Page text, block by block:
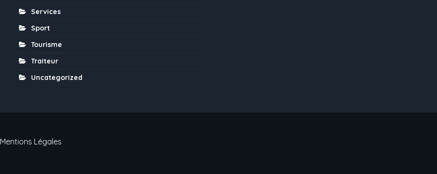
Services
Sport
Tourisme
Traiteur
Uncategorized
Mentions Légales